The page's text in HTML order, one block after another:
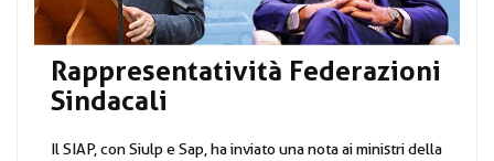
Rappresentatività Federazioni
Sindacali
Il SIAP, con Siulp e Sap, ha inviato una nota ai ministri della